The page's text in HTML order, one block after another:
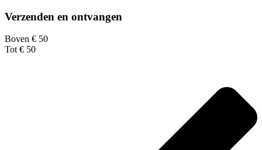
Verzenden en ontvangen
Boven € 50
Tot € 50